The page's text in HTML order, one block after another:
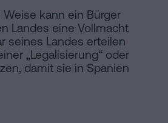
kann ein Bürger
Landes eine Vollmacht
seines Landes erteilen
„Legalisierung“ oder
damit sie in Spanien